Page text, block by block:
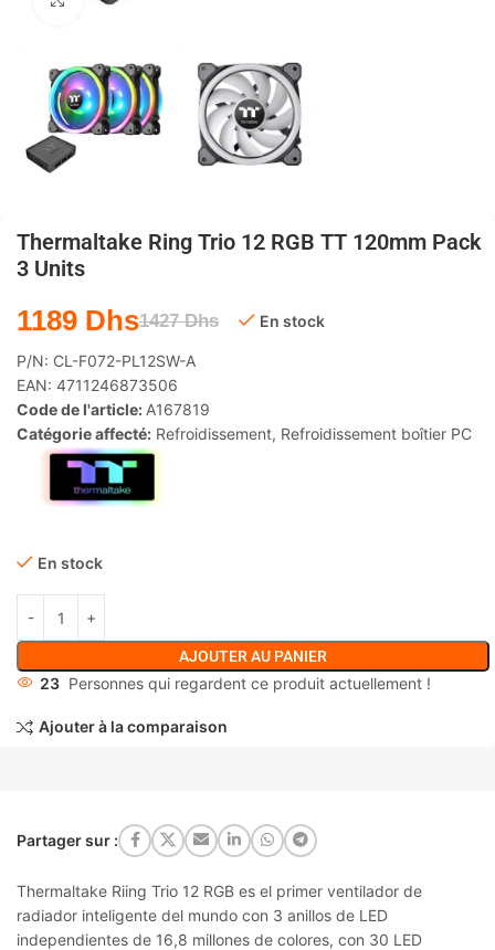
Thermaltake Ring Trio 12 RGB TT 120mm Pack
3 Units
1427Dhs
1189 Dhs En stock
P/N: CL-F072-PL12SW-A
EAN: 4711246873506
Code de l'article: A167819
Catégorie affecté: Refroidissement, Refroidissement boîtier PC
En stock
AJOUTER AU PANIER
23 Personnes qui regardent ce produit actuellement !
Ajouter à la comparaison
Partager sur :
Thermaltake Riing Trio 12 RGB es el primer ventilador de
radiador inteligente del mundo con 3 anillos de LED
independientes de 16,8 millones de colores, con 30 LED